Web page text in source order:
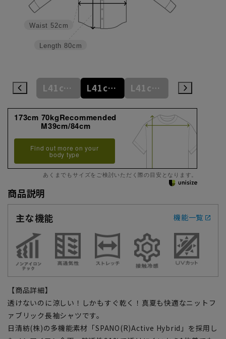
Length 80cm
Waist 52cm
L41cm/78cm L41cm/80cm L41cm/82cm L41cm/84cm
173cm 70kgRecommended
M39cm/84cm
Find out more on your
body type
あくまでもサイズをご検討いただく際の目安となります。
商品説明
主な機能
機能一覧
【商品詳細】
透けないのに涼しい！しかもすぐ乾く！真夏も快適なニットフ
ァブリック長袖シャツです。
日清紡(株)の多機能素材「SPANO(R)Active Hybrid」を採用し